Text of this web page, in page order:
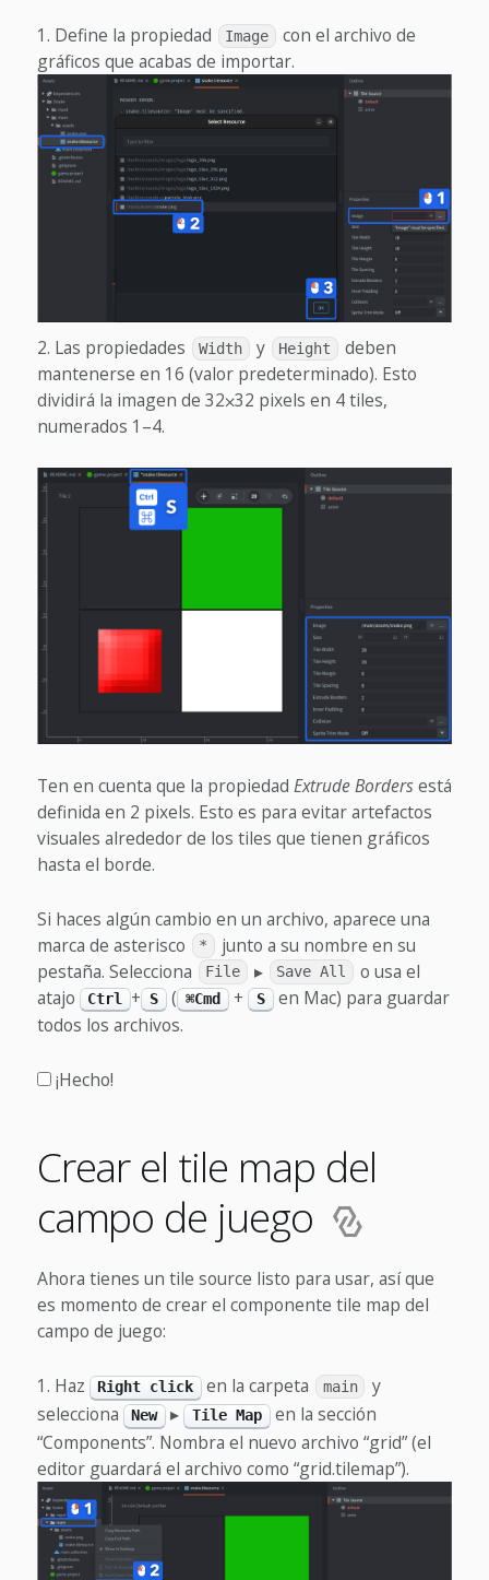
Define la propiedad Image
con el archivo de
gráficos que acabas de importar.
Las propiedades Width y Height
deben
mantenerse en 16 (valor predeterminado). Esto
dividirá la imagen de 32⨉32 pixels en 4 tiles,
numerados 1–4.
Ten en cuenta que la propiedad Extrude Bordersestá
definida en 2 pixels. Esto es para evitar artefactos
visuales alrededor de los tiles que tienen gráficos
hasta el borde.
Si haces algún cambio en un archivo, aparece una
marca de asterisco
*
junto a su nombre en su
pestaña. Selecciona
File ▸ Save All
o usa el
atajo
Ctrl + S ( ⌘Cmd + S en Mac) para guardar
todos los archivos.
¡Hecho!
Crear el tile map del
campo de juego
Ahora tienes un tile source listo para usar, así que
es momento de crear el componente tile map del
campo de juego:
Haz Right click en la carpeta main
y
selecciona
New ▸ Tile Map
en la sección
“Components”. Nombra el nuevo archivo “grid” (el
editor guardará el archivo como “grid.tilemap”).